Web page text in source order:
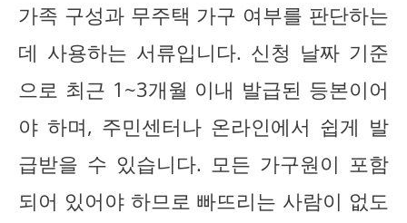
가족 구성과 무주택 가구 여부를 판단하는
데 사용하는 서류입니다. 신청 날짜 기준
으로 최근 1~3개월 이내 발급된 등본이어
야 하며, 주민센터나 온라인에서 쉽게 발
급받을 수 있습니다. 모든 가구원이 포함
되어 있어야 하므로 빠뜨리는 사람이 없도